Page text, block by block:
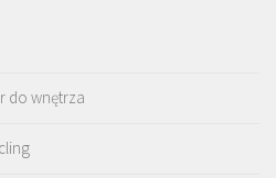
do wnętrza